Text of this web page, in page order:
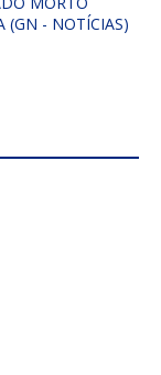
(GN - NOTÍCIAS)